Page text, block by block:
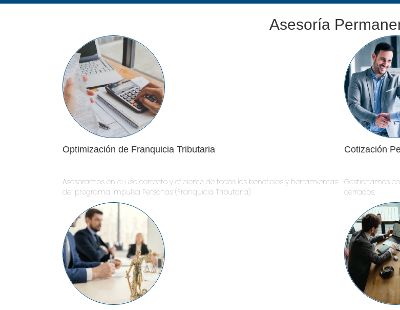
Asesoría
Optimización de Franquicia Tributaria
Asesoramos en el uso correcto y eficiente de todos los beneficios y herramientas
del programa Impulsa Personas (Franquicia Tributaria)
Cotización
Gestionamos
cerrados.